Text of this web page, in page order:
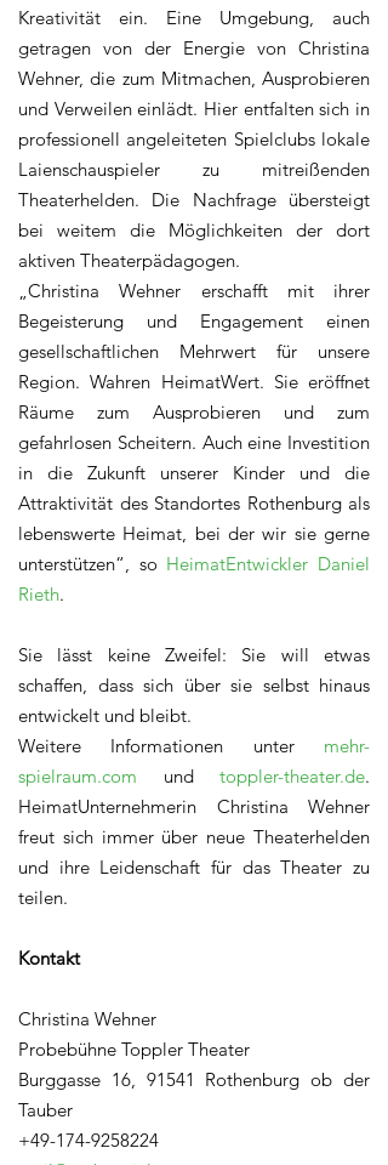
Kreativität ein. Eine Umgebung, auch
getragen von der Energie von Christina
Wehner, die zum Mitmachen, Ausprobieren
und Verweilen einlädt. Hier entfalten sich in
professionell angeleiteten Spielclubs lokale
Laienschauspieler zu mitreißenden
Theaterhelden. Die Nachfrage übersteigt
bei weitem die Möglichkeiten der dort
aktiven Theaterpädagogen.
„Christina Wehner erschafft mit ihrer
Begeisterung und Engagement einen
gesellschaftlichen Mehrwert für unsere
Region. Wahren HeimatWert. Sie eröffnet
Räume zum Ausprobieren und zum
gefahrlosen Scheitern. Auch eine Investition
in die Zukunft unserer Kinder und die
Attraktivität des Standortes Rothenburg als
lebenswerte Heimat, bei der wir sie gerne
unterstützen“, so HeimatEntwickler Daniel
Rieth.
Sie lässt keine Zweifel: Sie will etwas
schaffen, dass sich über sie selbst hinaus
entwickelt und bleibt.
Weitere Informationen unter mehr-
spielraum.com und toppler-theater.de.
HeimatUnternehmerin Christina Wehner
freut sich immer über neue Theaterhelden
und ihre Leidenschaft für das Theater zu
teilen.
Kontakt
Christina Wehner
Probebühne Toppler Theater
Burggasse 16, 91541 Rothenburg ob der
Tauber
+49-174-9258224